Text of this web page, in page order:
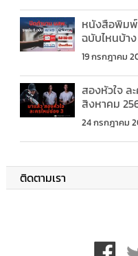
หนังสือพิมพ์
ฉบับไหนบ้าง
19 กรกฎาคม
สองหัวใจ ล
สิงหาคม
24 กรกฎาคม
ติดตามเรา